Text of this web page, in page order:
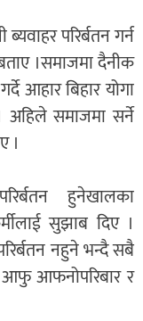
परिर्बतन गर्न
।समाजमा दैनीक
आहार बिहार योगा
अहिले समाजमा सर्ने
।
हुनेखालका
सुझाब दिए ।
नहुने भन्दै सबै
आफनोपरिबार र